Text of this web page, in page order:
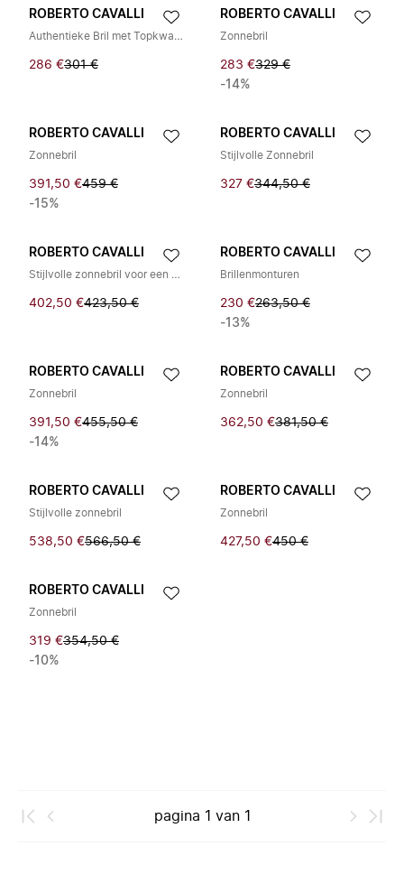
ROBERTO CAVALLI
Authentieke Bril met Topkwaliteit
286 €301 €
ROBERTO CAVALLI
Zonnebril
283 €329 €
-14%
ROBERTO CAVALLI
Zonnebril
391,50 €459 €
-15%
ROBERTO CAVALLI
Stijlvolle Zonnebril
327 €344,50 €
ROBERTO CAVALLI
Stijlvolle zonnebril voor een modieuze look
402,50 €423,50 €
ROBERTO CAVALLI
Brillenmonturen
230 €263,50 €
-13%
ROBERTO CAVALLI
Zonnebril
391,50 €455,50 €
-14%
ROBERTO CAVALLI
Zonnebril
362,50 €381,50 €
ROBERTO CAVALLI
Stijlvolle zonnebril
538,50 €566,50 €
ROBERTO CAVALLI
Zonnebril
427,50 €450 €
ROBERTO CAVALLI
Zonnebril
319 €354,50 €
-10%
pagina 1 van 1